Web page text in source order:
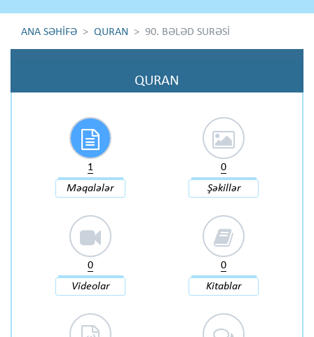
ANA SƏHİFƏ QURAN 90. BƏLƏD SURƏSİ
QURAN
1
Məqalələr
0
Şəkillər
0
Videolar
0
Kitablar